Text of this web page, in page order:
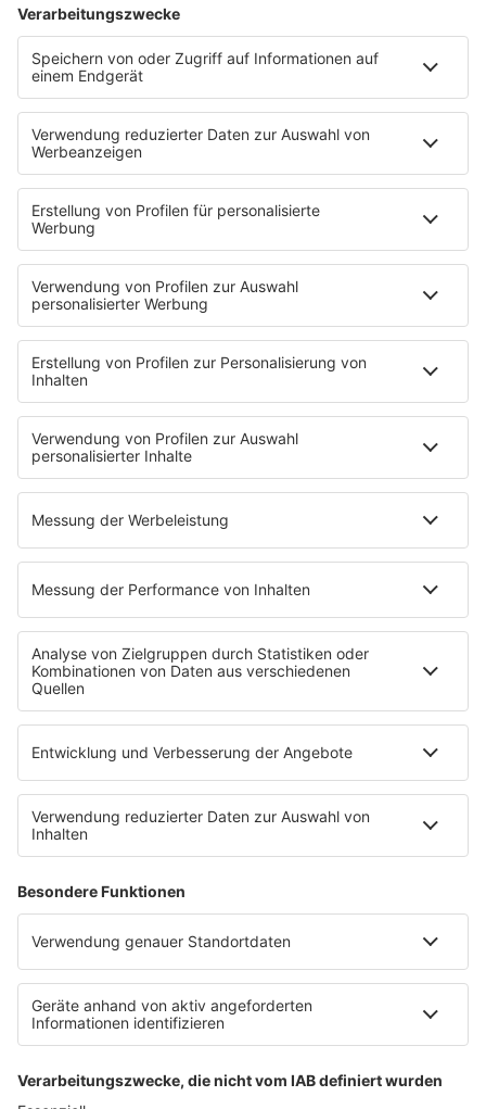
Podcast
Pop Crimes
The Story / Loveparade
90er Kids mit Oli.P
YouTube
90s90s DE:CODED
Musik
News
HITstory
Was macht eigentlich?
Listing
Back to the 90s
Mitmachen
Aktionen & Events
90s90s Countdown
Empfang
90s90s App
Sonos
Service
FAQs
Kontakt
Datenschutz
Datenschutz Facebook & Instagram-Fanpage
Datenschutzeinstellungen
Allgemeine Teilnahmebedingungen
Werbung schalten
80s80s.de